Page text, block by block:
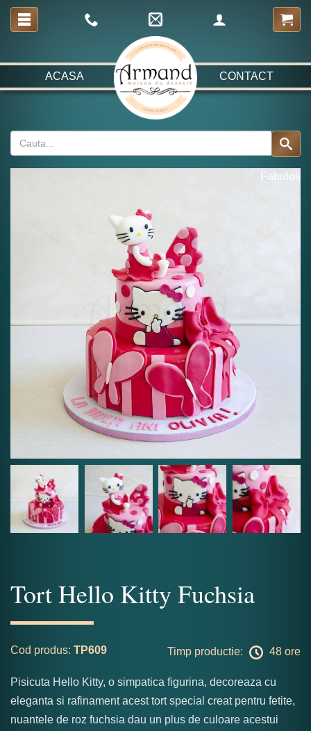
ACASA CONTACT
Fabulos
Tort Hello Kitty Fuchsia
Cod produs: TP609 Timp productie: 48 ore
Pisicuta Hello Kitty, o simpatica figurina, decoreaza cu
eleganta si rafinament acest tort special creat pentru fetite,
nuantele de roz fuchsia dau un plus de culoare acestui